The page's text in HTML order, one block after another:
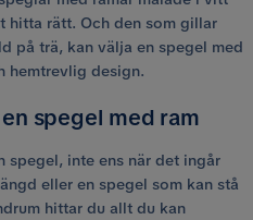
hitta rätt. Och den som gillar
på trä, kan välja en spegel med
hemtrevlig design.
spegel med ram
spegel, inte ens när det ingår
eller en spegel som kan stå
hittar du allt du kan